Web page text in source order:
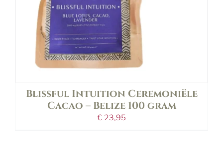
Blissful Intuition Ceremoniële
Cacao – Belize 100 gram
€ 23,95